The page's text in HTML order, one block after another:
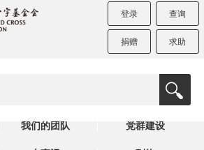
登录 查询
捐赠 求助
我们的团队 党群建设